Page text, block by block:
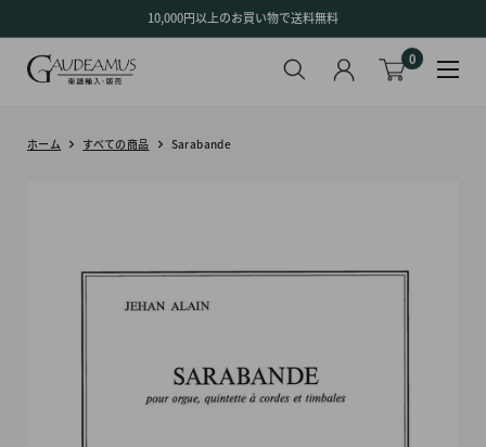
ン
10,000円以上のお買い物で送料無料
0
ホーム すべての商品 Sarabande